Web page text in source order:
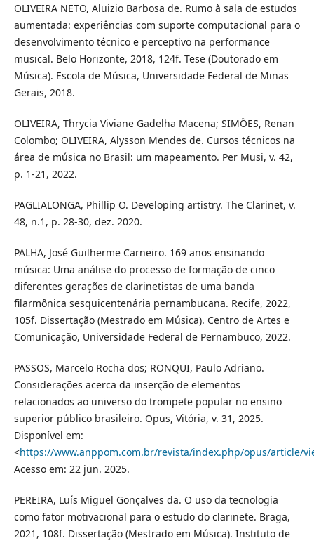
OLIVEIRA NETO, Aluizio Barbosa de. Rumo à sala de estudos
aumentada: experiências com suporte computacional para o
desenvolvimento técnico e perceptivo na performance
musical. Belo Horizonte, 2018, 124f. Tese (Doutorado em
Música). Escola de Música, Universidade Federal de Minas
Gerais, 2018.
OLIVEIRA, Thrycia Viviane Gadelha Macena; SIMÕES, Renan
Colombo; OLIVEIRA, Alysson Mendes de. Cursos técnicos na
área de música no Brasil: um mapeamento. Per Musi, v. 42,
p. 1-21, 2022.
PAGLIALONGA, Phillip O. Developing artistry. The Clarinet, v.
48, n.1, p. 28-30, dez. 2020.
PALHA, José Guilherme Carneiro. 169 anos ensinando
música: Uma análise do processo de formação de cinco
diferentes gerações de clarinetistas de uma banda
filarmônica sesquicentenária pernambucana. Recife, 2022,
105f. Dissertação (Mestrado em Música). Centro de Artes e
Comunicação, Universidade Federal de Pernambuco, 2022.
PASSOS, Marcelo Rocha dos; RONQUI, Paulo Adriano.
Considerações acerca da inserção de elementos
relacionados ao universo do trompete popular no ensino
superior público brasileiro. Opus, Vitória, v. 31, 2025.
Disponível em:
<https://www.anppom.com.br/revista/index.php/opus/article/
Acesso em: 22 jun. 2025.
PEREIRA, Luís Miguel Gonçalves da. O uso da tecnologia
como fator motivacional para o estudo do clarinete. Braga,
2021, 108f. Dissertação (Mestrado em Música). Instituto de